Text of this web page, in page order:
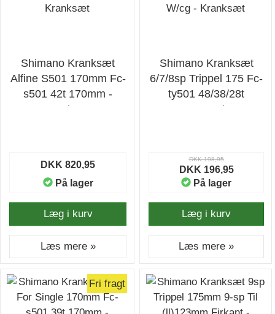
Shimano Kranksæt
Alfine S501 170mm Fc-
s501 42t 170mm -
Kranksæt
DKK 820,95
På lager
Læg i kurv
Læs mere »
Shimano Kranksæt
6/7/8sp Trippel 175 Fc-
ty501 48/38/28t
175mm W/cg -
DKK 198,95
DKK 196,95
På lager
Læg i kurv
Læs mere »
Fri fragt